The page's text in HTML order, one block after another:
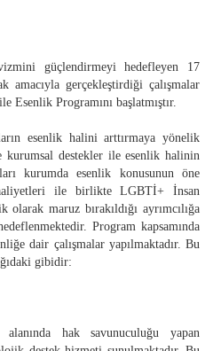
güçlendirmeyi hedefleyen 17
amacıyla gerçekleştirdiği çalışmalar
Esenlik Programını başlatmıştır.
esenlik halini arttırmaya yönelik
kurumsal destekler ile esenlik halinin
kurumda esenlik konusunun öne
ile birlikte LGBTİ+ İnsan
olarak maruz bırakıldığı ayrımcılığa
Program kapsamında
dair çalışmalar yapılmaktadır. Bu
gibidir:
hak savunuculuğu yapan